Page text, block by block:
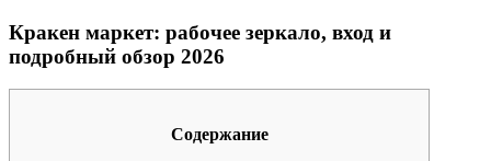
Кракен маркет: рабочее зеркало, вход и
подробный обзор 2026
Содержание